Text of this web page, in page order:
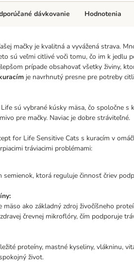
mačky je kvalitná a vyvážená strava.
sú veľmi citlivé voči tomu, čo im k jedlu
prípade obsahovať všetky živiny,
je navrhnutý presne pre potreby
sú vybrané kúsky mäsa, čo spoločne
pre mačky. Naviac je dobre stráviteľné.
for Life Sensitive Cats s kuracím v
tráviacimi problémami:
semienok, ktorá reguluje činnosť čriev
mäso ako základný zdroj živočíšneho
črevnej mikroflóry, čím podporuje
proteíny, mastné kyseliny, vlákninu,
život.
dávkovanie Hodnotenia